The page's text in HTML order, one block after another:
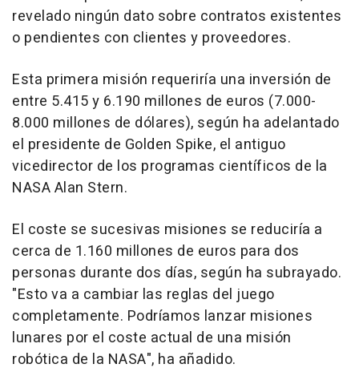
revelado ningún dato sobre contratos existentes
o pendientes con clientes y proveedores.
Esta primera misión requeriría una inversión de
entre 5.415 y 6.190 millones de euros (7.000-
8.000 millones de dólares), según ha adelantado
el presidente de Golden Spike, el antiguo
vicedirector de los programas científicos de la
NASA Alan Stern.
El coste se sucesivas misiones se reduciría a
cerca de 1.160 millones de euros para dos
personas durante dos días, según ha subrayado.
"Esto va a cambiar las reglas del juego
completamente. Podríamos lanzar misiones
lunares por el coste actual de una misión
robótica de la NASA", ha añadido.